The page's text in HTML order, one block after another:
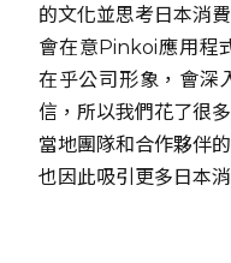
的文化並思考日本消
會在意Pinkoi應用程
在乎公司形象，會深
信，所以我們花了很
當地團隊和合作夥伴
也因此吸引更多日本